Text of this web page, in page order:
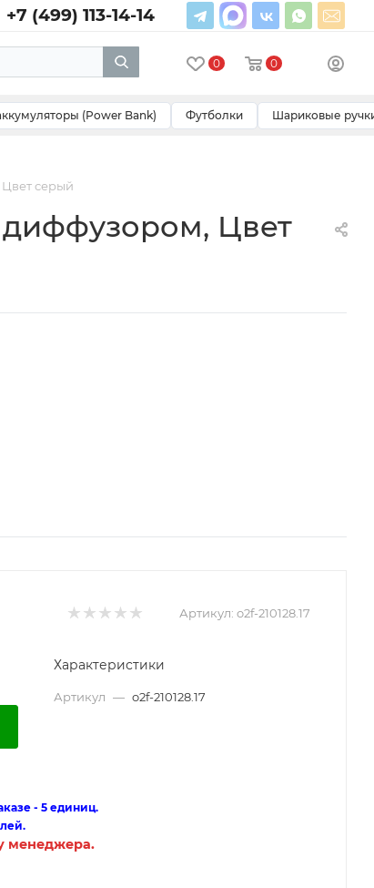
+7 (499) 113-14-14
0 0
(Power Bank) Футболки Шариковые
серый
диффузором, Цвет
Артикул: o2f-210128.17
Характеристики
Артикул — o2f-210128.17
- 5 единиц.
менеджера.